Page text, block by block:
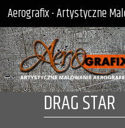
Aerografix - Artystyczne
DRAG STAR